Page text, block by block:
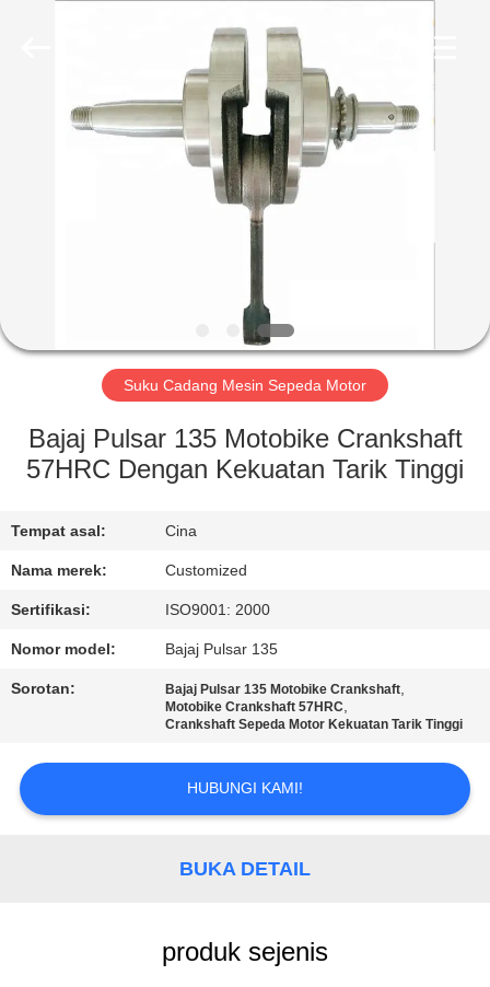
RUMAH
TENTANG
KAMI
TUR
PABRIK
KONTROL
KUALITAS
PERMINTAAN
PRIVACY
Suku Cadang Mesin Sepeda Motor
Bajaj Pulsar 135 Motobike Crankshaft
57HRC Dengan Kekuatan Tarik Tinggi
Tempat asal: Cina
Nama merek: Customized
Sertifikasi: ISO9001: 2000
Nomor model: Bajaj Pulsar 135
Sorotan: Bajaj Pulsar 135 Motobike Crankshaft,
Motobike Crankshaft 57HRC,
Crankshaft Sepeda Motor Kekuatan Tarik Tinggi
HUBUNGI KAMI!
BUKA DETAIL
produk sejenis